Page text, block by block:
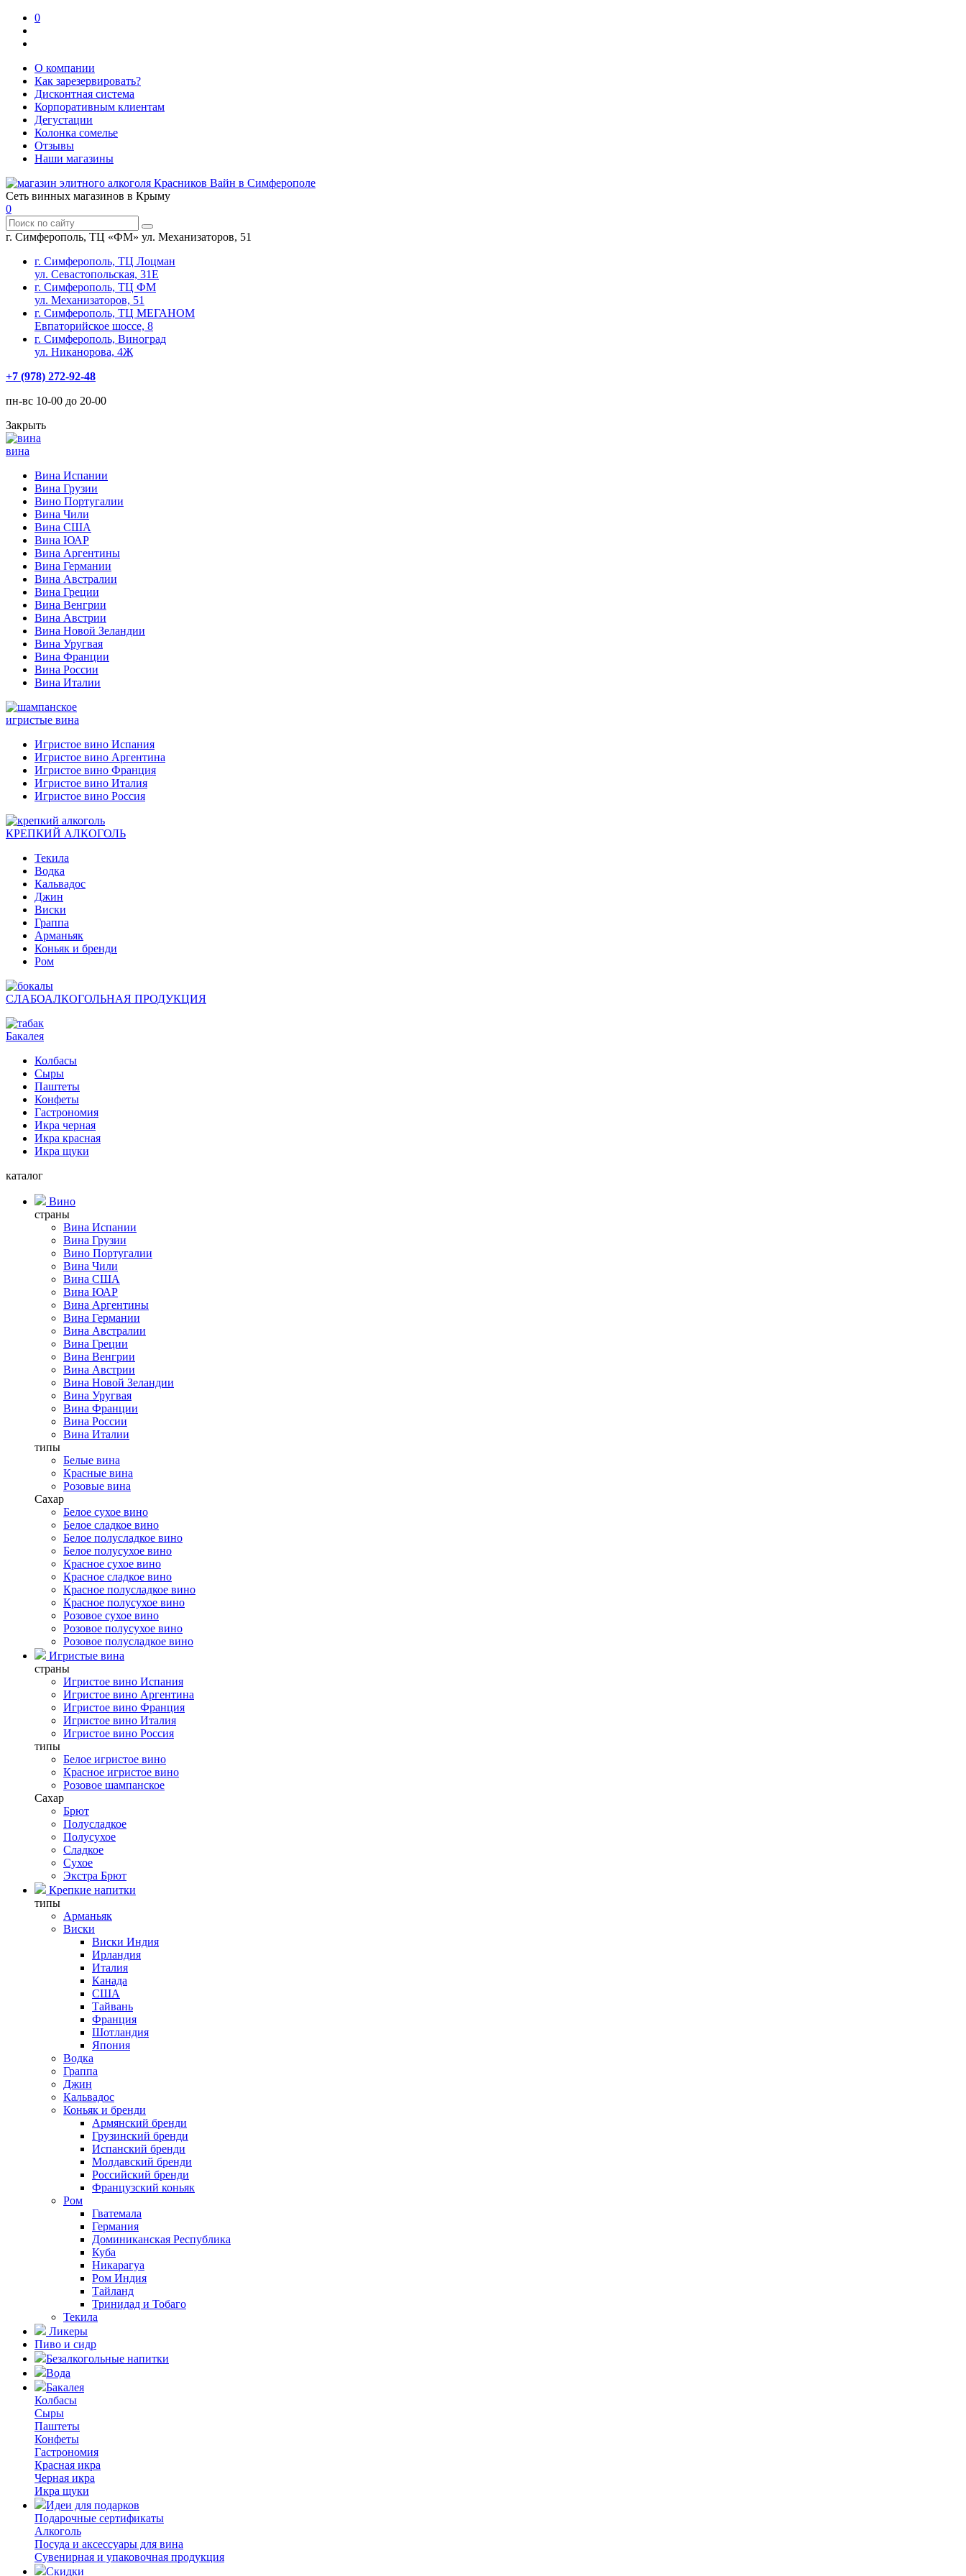
0
О компании
Как зарезервировать?
Дисконтная система
Корпоративным клиентам
Дегустации
Колонка сомелье
Отзывы
Наши магазины
Сеть винных магазинов в Крыму
0
г. Симферополь, ТЦ «ФМ» ул. Механизаторов, 51
г. Симферополь, ТЦ Лоцман
ул. Севастопольская, 31Е
г. Симферополь, ТЦ ФМ
ул. Механизаторов, 51
г. Симферополь, ТЦ МЕГАНОМ
Евпаторийское шоссе, 8
г. Симферополь, Виноград
ул. Никанорова, 4Ж
+7 (978) 272-92-48
пн-вс 10-00 до 20-00
Закрыть
вина
Вина Испании
Вина Грузии
Вино Португалии
Вина Чили
Вина США
Вина ЮАР
Вина Аргентины
Вина Германии
Вина Австралии
Вина Греции
Вина Венгрии
Вина Австрии
Вина Новой Зеландии
Вина Уругвая
Вина Франции
Вина России
Вина Италии
игристые вина
Игристое вино Испания
Игристое вино Аргентина
Игристое вино Франция
Игристое вино Италия
Игристое вино Россия
КРЕПКИЙ АЛКОГОЛЬ
Текила
Водка
Кальвадос
Джин
Виски
Граппа
Арманьяк
Коньяк и бренди
Ром
СЛАБОАЛКОГОЛЬНАЯ ПРОДУКЦИЯ
Бакалея
Колбасы
Сыры
Паштеты
Конфеты
Гастрономия
Икра черная
Икра красная
Икра щуки
каталог
Вино
страны
Вина Испании
Вина Грузии
Вино Португалии
Вина Чили
Вина США
Вина ЮАР
Вина Аргентины
Вина Германии
Вина Австралии
Вина Греции
Вина Венгрии
Вина Австрии
Вина Новой Зеландии
Вина Уругвая
Вина Франции
Вина России
Вина Италии
типы
Белые вина
Красные вина
Розовые вина
Сахар
Белое сухое вино
Белое сладкое вино
Белое полусладкое вино
Белое полусухое вино
Красное сухое вино
Красное сладкое вино
Красное полусладкое вино
Красное полусухое вино
Розовое сухое вино
Розовое полусухое вино
Розовое полусладкое вино
Игристые вина
страны
Игристое вино Испания
Игристое вино Аргентина
Игристое вино Франция
Игристое вино Италия
Игристое вино Россия
типы
Белое игристое вино
Красное игристое вино
Розовое шампанское
Сахар
Брют
Полусладкое
Полусухое
Сладкое
Сухое
Экстра Брют
Крепкие напитки
типы
Арманьяк
Виски
Виски Индия
Ирландия
Италия
Канада
США
Тайвань
Франция
Шотландия
Япония
Водка
Граппа
Джин
Кальвадос
Коньяк и бренди
Армянский бренди
Грузинский бренди
Испанский бренди
Молдавский бренди
Российский бренди
Французский коньяк
Ром
Гватемала
Германия
Доминиканская Республика
Куба
Никарагуа
Ром Индия
Тайланд
Тринидад и Тобаго
Текила
Ликеры
Пиво и сидр
Безалкогольные напитки
Вода
Бакалея
Колбасы
Сыры
Паштеты
Конфеты
Гастрономия
Красная икра
Черная икра
Икра щуки
Идеи для подарков
Подарочные сертификаты
Алкоголь
Посуда и аксессуары для вина
Сувенирная и упаковочная продукция
Скидки